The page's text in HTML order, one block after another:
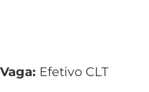
Efetivo CLT